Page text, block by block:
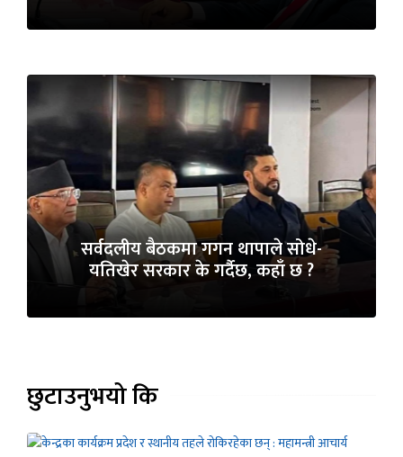
सर्वदलीय बैठकमा गगन थापाले सोधे-
यतिखेर सरकार के गर्दैछ, कहाँ छ ?
छुटाउनुभयो कि